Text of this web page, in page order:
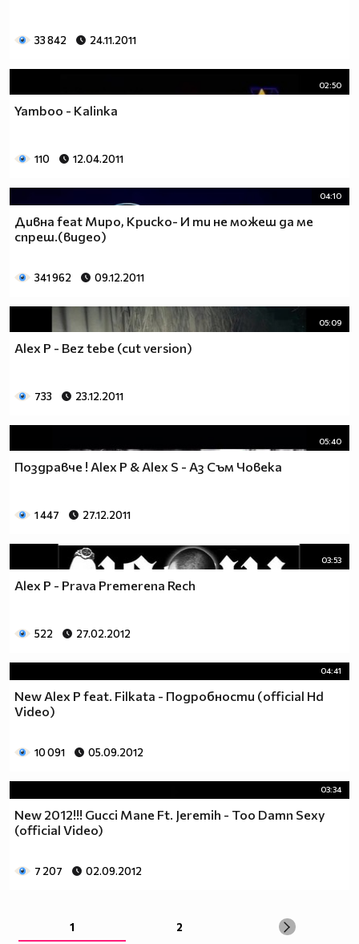
33 842 24.11.2011
02:50
Yamboo - Kalinka
110 12.04.2011
04:10
Дивна feat Миро, Криско- И ти не можеш да ме
спреш.(видео)
341 962 09.12.2011
05:09
Alex P - Bez tebe (cut version)
733 23.12.2011
05:40
Поздравче ! Alex P & Alex S - Аз Съм Човека
1 447 27.12.2011
03:53
Alex P - Prava Premerena Rech
522 27.02.2012
04:41
New Alex P feat. Filkata - Подробности (official Hd
Video)
10 091 05.09.2012
03:34
New 2012!!! Gucci Mane Ft. Jeremih - Too Damn Sexy
(official Video)
7 207 02.09.2012
1 2